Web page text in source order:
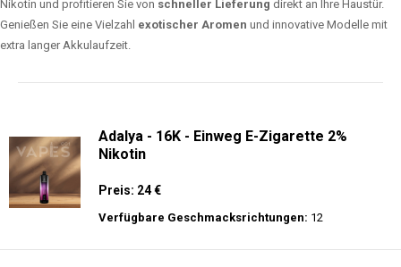
Nikotin und profitieren Sie von schneller Lieferung direkt an Ihre Haustür.
Genießen Sie eine Vielzahl exotischer Aromen und innovative Modelle mit
extra langer Akkulaufzeit.
Adalya - 16K - Einweg E-Zigarette 2%
Nikotin
Preis: 24 €
Verfügbare Geschmacksrichtungen: 12